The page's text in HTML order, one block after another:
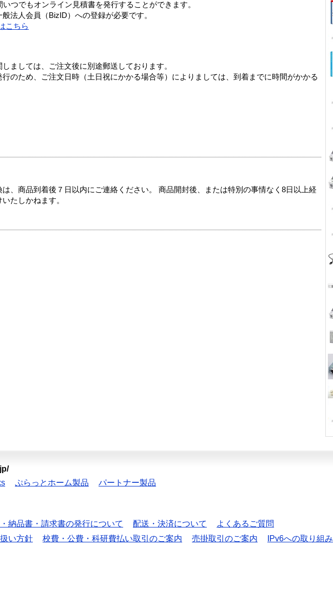
つでもオンライン見積書を発行することができます。
法人会員（BizID）への登録が必要です。
こちら
ましては、ご注文後に別途郵送しております。
のため、ご注文日時（土日祝にかかる場合等）によりましては、到着までに時間がかかる
、商品到着後７日以内にご連絡ください。 商品開封後、または特別の事情なく8日以上経
たしかねます。
ぷらっとホーム製品 パートナー製品
納品書・請求書の発行について 配送・決済について
よくあるご質問
い方針 校費・公費・科研費払い取引のご案内 売掛取引のご案内
IPv6への取り組み